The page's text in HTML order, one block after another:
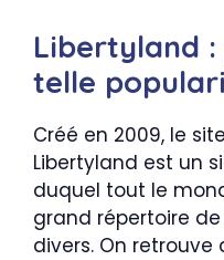
Libertyland
telle
Créé en 2009, le
Libertyland est un
duquel tout le
grand répertoire
divers. On